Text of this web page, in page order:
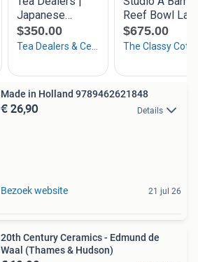
Made in Holland 9789462621848
€ 26,90 Details
Bezoek website 21 jul 26
20th Century Ceramics - Edmund de
Waal (Thames & Hudson)